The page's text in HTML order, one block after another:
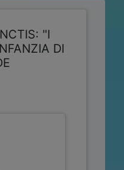
"I
DI